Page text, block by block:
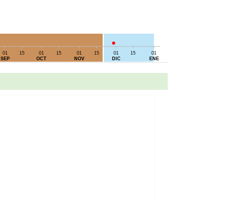
01
SEP
15
01
OCT
15
01
NOV
15
01
DIC
15
01
ENE